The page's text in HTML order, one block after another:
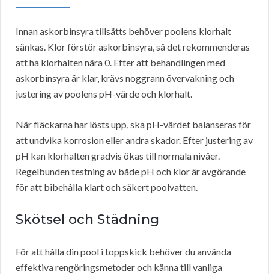
Innan askorbinsyra tillsätts behöver poolens klorhalt
sänkas. Klor förstör askorbinsyra, så det rekommenderas
att ha klorhalten nära 0. Efter att behandlingen med
askorbinsyra är klar, krävs noggrann övervakning och
justering av poolens pH-värde och klorhalt.
När fläckarna har lösts upp, ska pH-värdet balanseras för
att undvika korrosion eller andra skador. Efter justering av
pH kan klorhalten gradvis ökas till normala nivåer.
Regelbunden testning av både pH och klor är avgörande
för att bibehålla klart och säkert poolvatten.
Skötsel och Städning
För att hålla din pool i toppskick behöver du använda
effektiva rengöringsmetoder och känna till vanliga